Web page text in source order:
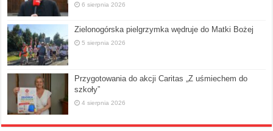
6 sierpnia 2026
Zielonogórska pielgrzymka wędruje do Matki Bożej
5 sierpnia 2026
Przygotowania do akcji Caritas „Z uśmiechem do
szkoły”
4 sierpnia 2026